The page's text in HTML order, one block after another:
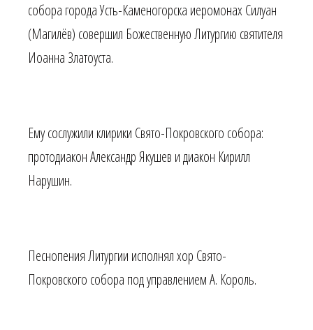
собора города Усть-Каменогорска иеромонах Силуан
(Магилёв) совершил Божественную Литургию святителя
Иоанна Златоуста.
Ему сослужили клирики Свято-Покровского собора:
протодиакон Александр Якушев и диакон Кирилл
Нарушин.
Песнопения Литургии исполнял хор Свято-
Покровского собора под управлением А. Король.